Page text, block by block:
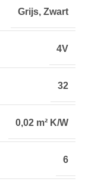
Grijs, Zwart
4V
32
0,02 m² K/W
6